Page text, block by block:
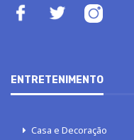
ENTRETENIMENTO
Casa e Decoração